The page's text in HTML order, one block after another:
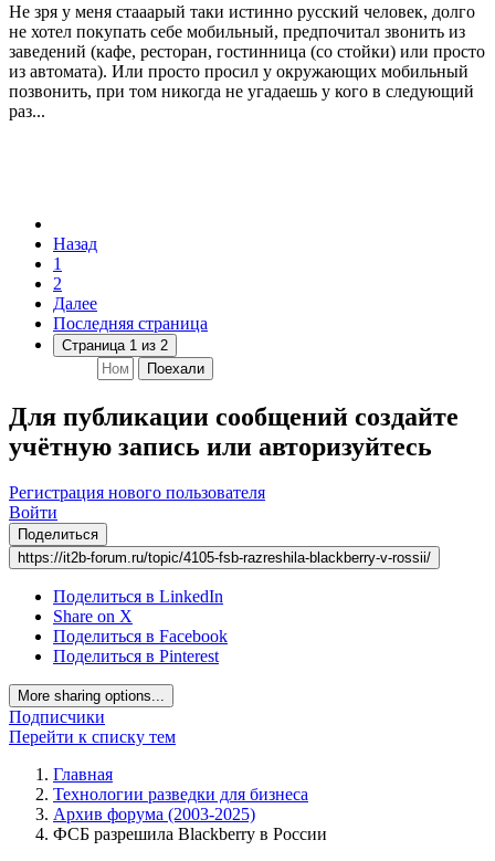
Не зря у меня стааарый таки истинно русский человек, долго
не хотел покупать себе мобильный, предпочитал звонить из
заведений (кафе, ресторан, гостинница (со стойки) или просто
из автомата). Или просто просил у окружающих мобильный
позвонить, при том никогда не угадаешь у кого в следующий
раз...
Назад
1
2
Далее
Последняя страница
Страница 1 из 2
Поехали
Для публикации сообщений создайте
учётную запись или авторизуйтесь
Регистрация нового пользователя
Войти
Поделиться
https://it2b-forum.ru/topic/4105-fsb-razreshila-blackberry-v-rossii/
Поделиться в LinkedIn
Share on X
Поделиться в Facebook
Поделиться в Pinterest
More sharing options...
Подписчики
Перейти к списку тем
Главная
Технологии разведки для бизнеса
Архив форума (2003-2025)
ФСБ разрешила Blackberry в России